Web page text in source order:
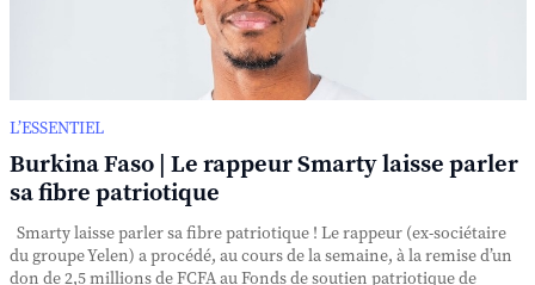
L’ESSENTIEL
Burkina Faso | Le rappeur Smarty laisse parler
sa fibre patriotique
Smarty laisse parler sa fibre patriotique ! Le rappeur (ex-sociétaire
du groupe Yelen) a procédé, au cours de la semaine, à la remise d’un
don de 2,5 millions de FCFA au Fonds de soutien patriotique de